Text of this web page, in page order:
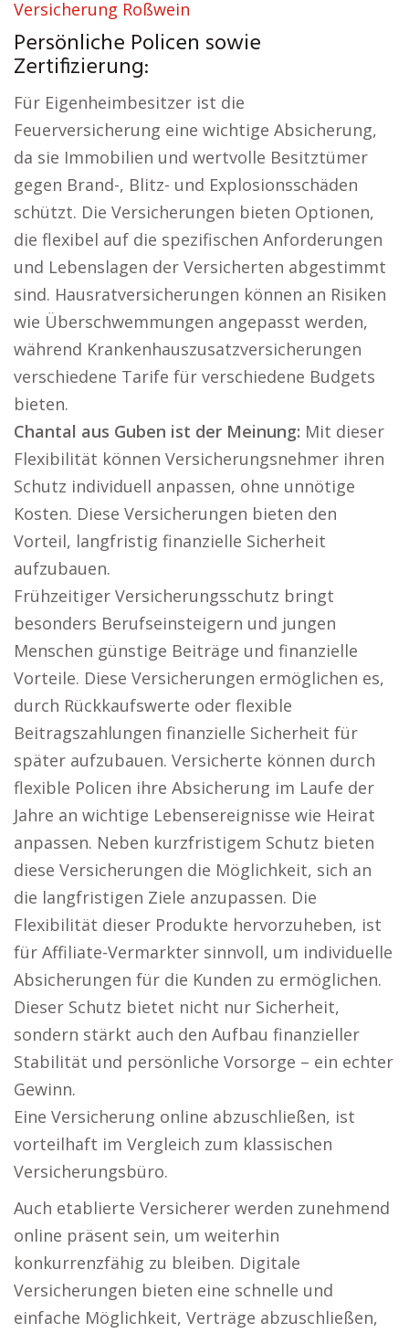
Versicherung Roßwein
Persönliche Policen sowie
Zertifizierung:
Für Eigenheimbesitzer ist die
Feuerversicherung eine wichtige Absicherung,
da sie Immobilien und wertvolle Besitztümer
gegen Brand-, Blitz- und Explosionsschäden
schützt. Die Versicherungen bieten Optionen,
die flexibel auf die spezifischen Anforderungen
und Lebenslagen der Versicherten abgestimmt
sind. Hausratversicherungen können an Risiken
wie Überschwemmungen angepasst werden,
während Krankenhauszusatzversicherungen
verschiedene Tarife für verschiedene Budgets
bieten.
Chantal aus Guben ist der Meinung: Mit dieser
Flexibilität können Versicherungsnehmer ihren
Schutz individuell anpassen, ohne unnötige
Kosten. Diese Versicherungen bieten den
Vorteil, langfristig finanzielle Sicherheit
aufzubauen.
Frühzeitiger Versicherungsschutz bringt
besonders Berufseinsteigern und jungen
Menschen günstige Beiträge und finanzielle
Vorteile. Diese Versicherungen ermöglichen es,
durch Rückkaufswerte oder flexible
Beitragszahlungen finanzielle Sicherheit für
später aufzubauen. Versicherte können durch
flexible Policen ihre Absicherung im Laufe der
Jahre an wichtige Lebensereignisse wie Heirat
anpassen. Neben kurzfristigem Schutz bieten
diese Versicherungen die Möglichkeit, sich an
die langfristigen Ziele anzupassen. Die
Flexibilität dieser Produkte hervorzuheben, ist
für Affiliate-Vermarkter sinnvoll, um individuelle
Absicherungen für die Kunden zu ermöglichen.
Dieser Schutz bietet nicht nur Sicherheit,
sondern stärkt auch den Aufbau finanzieller
Stabilität und persönliche Vorsorge – ein echter
Gewinn.
Eine Versicherung online abzuschließen, ist
vorteilhaft im Vergleich zum klassischen
Versicherungsbüro.
Auch etablierte Versicherer werden zunehmend
online präsent sein, um weiterhin
konkurrenzfähig zu bleiben. Digitale
Versicherungen bieten eine schnelle und
einfache Möglichkeit, Verträge abzuschließen,